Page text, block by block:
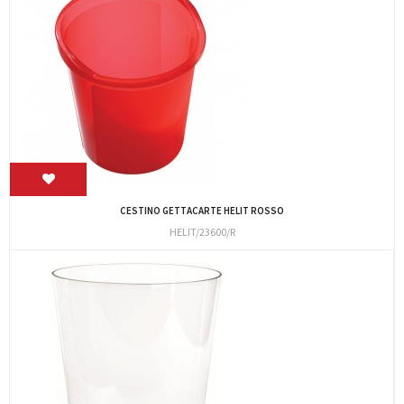
CESTINO GETTACARTE HELIT ROSSO
HELIT/23600/R